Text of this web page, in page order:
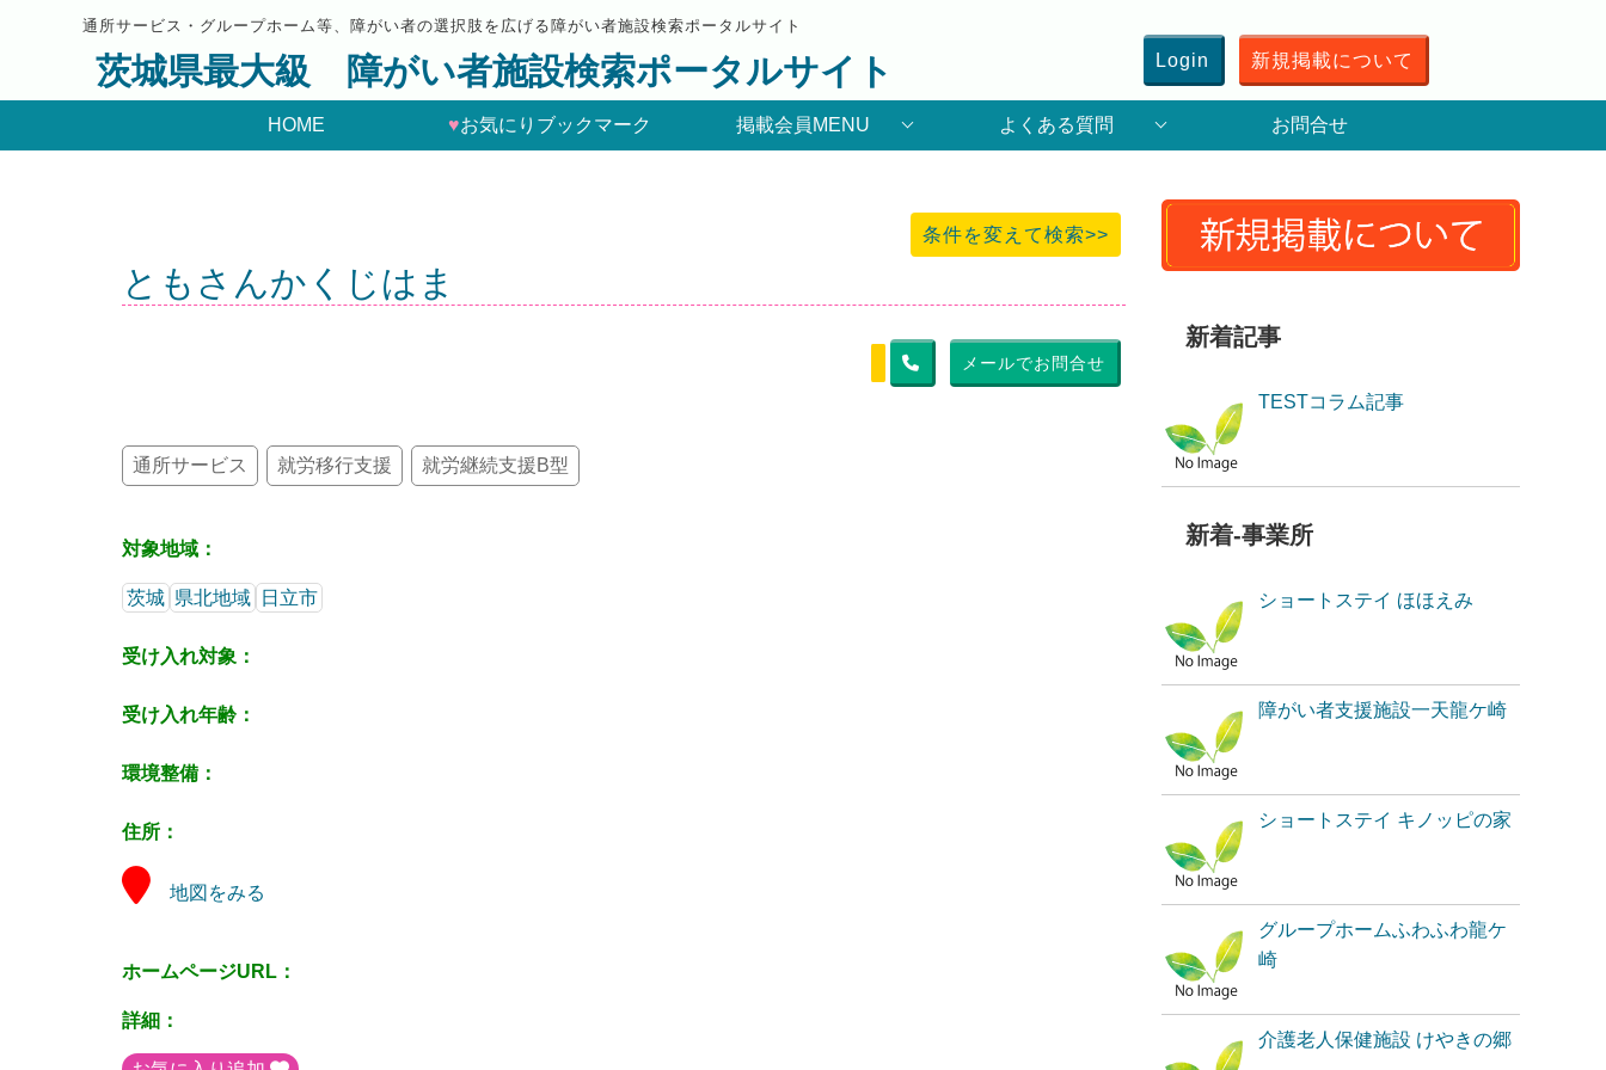
通所サービス・グループホーム等、障がい者の選択肢を広げる障がい者施設検索ポータルサイト
茨城県最大級 障がい者施設検索ポータルサイト Login 新規掲載について
HOME ♥お気にりブックマーク 掲載会員MENU よくある質問 お問合せ
条件を変えて検索>>
ともさんかくじはま
メールでお問合せ
通所サービス 就労移行支援 就労継続支援B型
対象地域：
茨城 県北地域 日立市
受け入れ対象：
受け入れ年齢：
環境整備：
住所：
地図をみる
ホームページURL：
詳細：
新着記事
TESTコラム記事
新着-事業所
ショートステイ ほほえみ
障がい者支援施設一天龍ケ崎
ショートステイ キノッピの家
グループホームふわふわ龍ケ
崎
介護老人保健施設 けやきの郷